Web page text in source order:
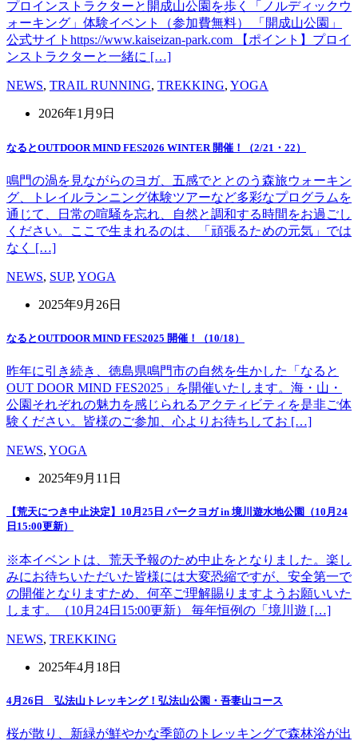
プロインストラクターと開成山公園を歩く「ノルディックウ
ォーキング」体験イベント（参加費無料） 「開成山公園」
公式サイトhttps://www.kaiseizan-park.com 【ポイント】プロイ
ンストラクターと一緒に […]
NEWS, TRAIL RUNNING, TREKKING, YOGA
2026年1月9日
なるとOUTDOOR MIND FES2026 WINTER 開催！（2/21・22）
鳴門の渦を見ながらのヨガ、五感でととのう森旅ウォーキン
グ、トレイルランニング体験ツアーなど多彩なプログラムを
通じて、日常の喧騒を忘れ、自然と調和する時間をお過ごし
ください。ここで生まれるのは、「頑張るための元気」では
なく […]
NEWS, SUP, YOGA
2025年9月26日
なるとOUTDOOR MIND FES2025 開催！（10/18）
昨年に引き続き、徳島県鳴門市の自然を生かした「なると
OUT DOOR MIND FES2025」を開催いたします。海・山・
公園それぞれの魅力を感じられるアクティビティを是非ご体
験ください。皆様のご参加、心よりお待ちしてお […]
NEWS, YOGA
2025年9月11日
【荒天につき中止決定】10月25日 パークヨガ in 境川遊水地公園（10月24
日15:00更新）
※本イベントは、荒天予報のため中止をとなりました。楽し
みにお待ちいただいた皆様には大変恐縮ですが、安全第一で
の開催となりますため、何卒ご理解賜りますようお願いいた
します。（10月24日15:00更新） 毎年恒例の「境川遊 […]
NEWS, TREKKING
2025年4月18日
4月26日 弘法山トレッキング！弘法山公園・吾妻山コース
桜が散り、新緑が鮮やかな季節のトレッキングで森林浴が出